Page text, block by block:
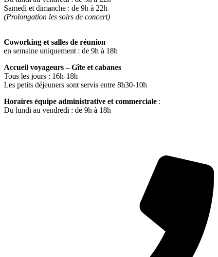
Samedi et dimanche : de 9h à 22h
(Prolongation les soirs de concert)
Coworking et salles de réunion
en semaine uniquement : de 9h à 18h
Accueil voyageurs – Gîte et cabanes
Tous les jours : 16h-18h
Les petits déjeuners sont servis entre 8h30-10h
Horaires équipe administrative et commerciale :
Du lundi au vendredi : de 9h à 18h